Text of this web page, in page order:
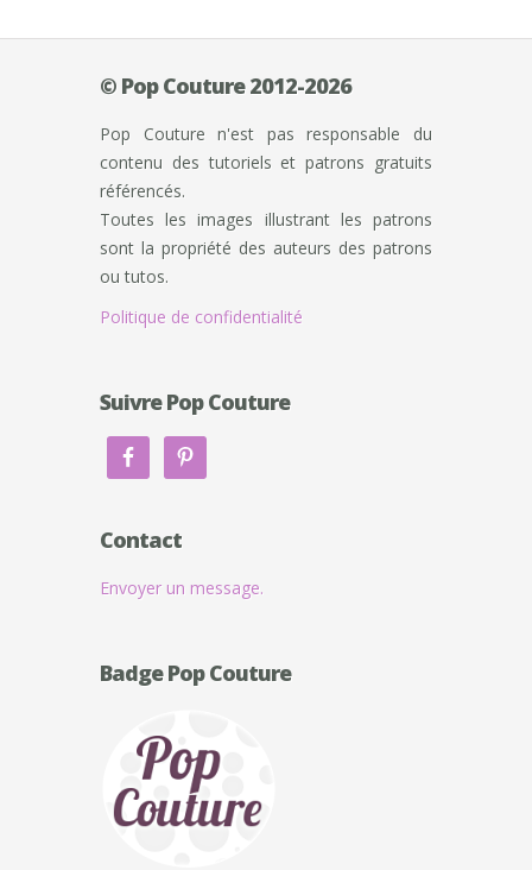
© Pop Couture 2012-2026
Pop Couture n'est pas responsable du
contenu des tutoriels et patrons gratuits
référencés.
Toutes les images illustrant les patrons
sont la propriété des auteurs des patrons
ou tutos.
Politique de confidentialité
Suivre Pop Couture
Contact
Envoyer un message.
Badge Pop Couture